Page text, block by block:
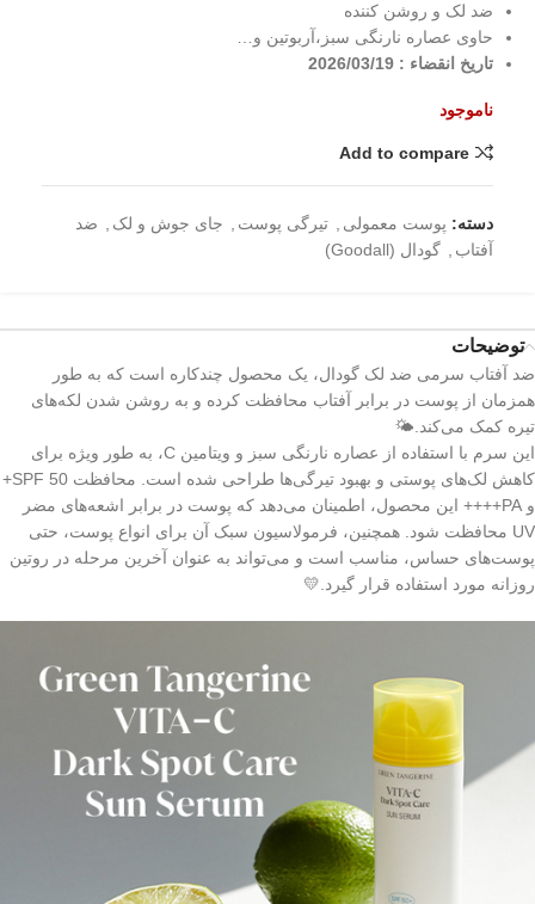
ضد لک و روشن کننده
حاوی عصاره نارنگی سبز،آربوتین و…
تاریخ انقضاء : 2026/03/19
ناموجود
Add to compare
دسته: پوست معمولی تیرگی پوست جای جوش و لک
ضد
آفتاب
گودال (Goodall)
توضیحات
ضد آفتاب سرمی ضد لک گودال، یک محصول چندکاره است که به طور
همزمان از پوست در برابر آفتاب محافظت کرده و به روشن شدن لکه‌های
تیره کمک می‌کند.🌤
این سرم با استفاده از عصاره نارنگی سبز و ویتامین C، به طور ویژه برای
کاهش لک‌های پوستی و بهبود تیرگی‌ها طراحی شده است. محافظت SPF 50+
و PA++++ این محصول، اطمینان می‌دهد که پوست در برابر اشعه‌های مضر
UV محافظت شود. همچنین، فرمولاسیون سبک آن برای انواع پوست، حتی
پوست‌های حساس، مناسب است و می‌تواند به عنوان آخرین مرحله در روتین
روزانه مورد استفاده قرار گیرد.💛